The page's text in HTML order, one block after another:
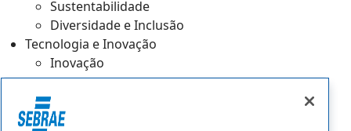
Sustentabilidade
Diversidade e Inclusão
Tecnologia e Inovação
Inovação
Projeto Proglobal Moda